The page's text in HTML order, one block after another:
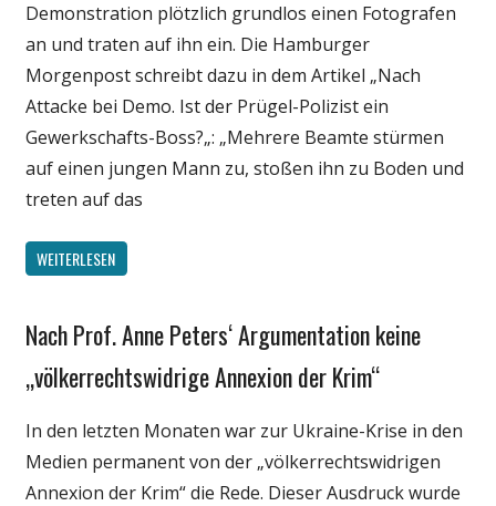
Webfundstück
Wissenschaft
Demonstration plötzlich grundlos einen Fotografen
an und traten auf ihn ein. Die Hamburger
Morgenpost schreibt dazu in dem Artikel „Nach
Attacke bei Demo. Ist der Prügel-Polizist ein
Gewerkschafts-Boss?„: „Mehrere Beamte stürmen
auf einen jungen Mann zu, stoßen ihn zu Boden und
treten auf das
WEITERLESEN
Gesellschaft
Politik
Wissenschaft
Nach Prof. Anne Peters‘ Argumentation keine
„völkerrechtswidrige Annexion der Krim“
In den letzten Monaten war zur Ukraine-Krise in den
Medien permanent von der „völkerrechtswidrigen
Annexion der Krim“ die Rede. Dieser Ausdruck wurde